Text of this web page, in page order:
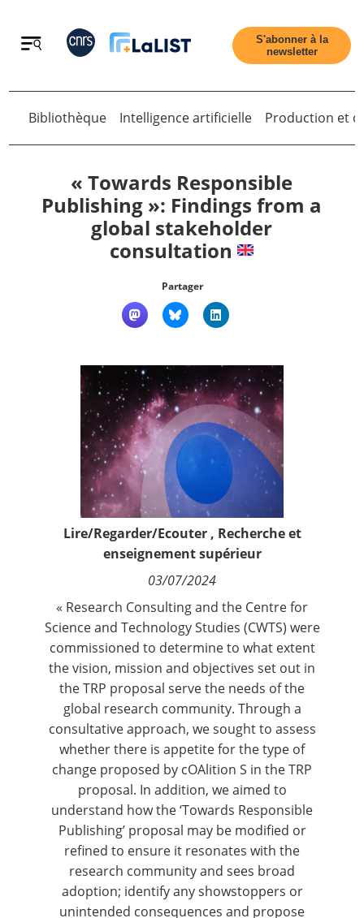
Retour
Qui sommes nous ?
Nous suivre
S'abonner à la
newsletter
Retour
Bibliothèque Intelligence artificielle Production et
« Towards Responsible
Publishing »: Findings from a
global stakeholder
consultation
Partager
Lire/Regarder/Ecouter, Recherche et
enseignement supérieur
03/07/2024
« Research Consultingand the Centre for
Science and Technology Studies (CWTS) were
commissioned to determine to what extent
the vision, mission and objectives set out in
the TRP proposal serve the needs of the
global research community. Through a
consultative approach, we sought to assess
whether there is appetite for the type of
change proposed by cOAlition S in the TRP
proposal. In addition, we aimed to
understand how the ‘Towards Responsible
Publishing’ proposal may be modified or
refined to ensure it resonates with the
research community and sees broad
adoption; identify any showstoppers or
unintended consequences and propose